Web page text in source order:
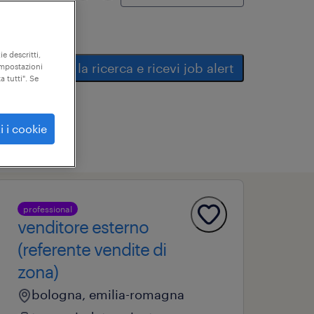
salva la ricerca e ricevi job alert
professional
venditore esterno
(referente vendite di
zona)
bologna, emilia-romagna
descritti,
tutti". Se
i cookie